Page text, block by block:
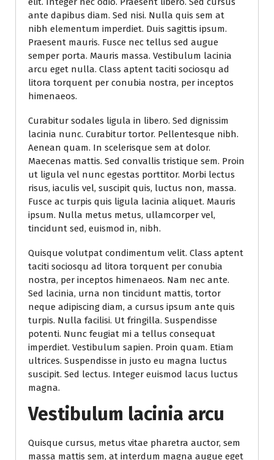
ante dapibus diam. Sed nisi. Nulla quis sem at
nibh elementum imperdiet. Duis sagittis ipsum.
Praesent mauris. Fusce nec tellus sed augue
semper porta. Mauris massa. Vestibulum lacinia
arcu eget nulla. Class aptent taciti sociosqu ad
litora torquent per conubia nostra, per inceptos
himenaeos.
Curabitur sodales ligula in libero. Sed dignissim
lacinia nunc. Curabitur tortor. Pellentesque nibh.
Aenean quam. In scelerisque sem at dolor.
Maecenas mattis. Sed convallis tristique sem. Proin
ut ligula vel nunc egestas porttitor. Morbi lectus
risus, iaculis vel, suscipit quis, luctus non, massa.
Fusce ac turpis quis ligula lacinia aliquet. Mauris
ipsum. Nulla metus metus, ullamcorper vel,
tincidunt sed, euismod in, nibh.
Quisque volutpat condimentum velit. Class aptent
taciti sociosqu ad litora torquent per conubia
nostra, per inceptos himenaeos. Nam nec ante.
Sed lacinia, urna non tincidunt mattis, tortor
neque adipiscing diam, a cursus ipsum ante quis
turpis. Nulla facilisi. Ut fringilla. Suspendisse
potenti. Nunc feugiat mi a tellus consequat
imperdiet. Vestibulum sapien. Proin quam. Etiam
ultrices. Suspendisse in justo eu magna luctus
suscipit. Sed lectus. Integer euismod lacus luctus
magna.
Vestibulum lacinia arcu
Quisque cursus, metus vitae pharetra auctor, sem
massa mattis sem, at interdum magna augue eget